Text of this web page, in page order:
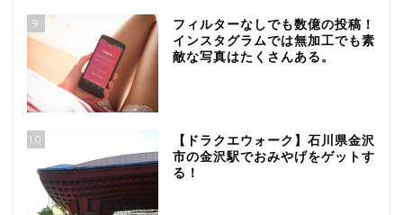
9
フィルターなしでも数億の投稿！
インスタグラムでは無加工でも素
敵な写真はたくさんある。
10
【ドラクエウォーク】石川県金沢
市の金沢駅でおみやげをゲットす
る！